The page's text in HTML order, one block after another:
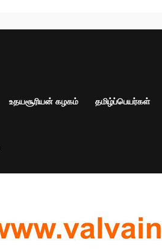
உதயசூரியன் கழகம் தமிழ்ப்பெயர்கள்